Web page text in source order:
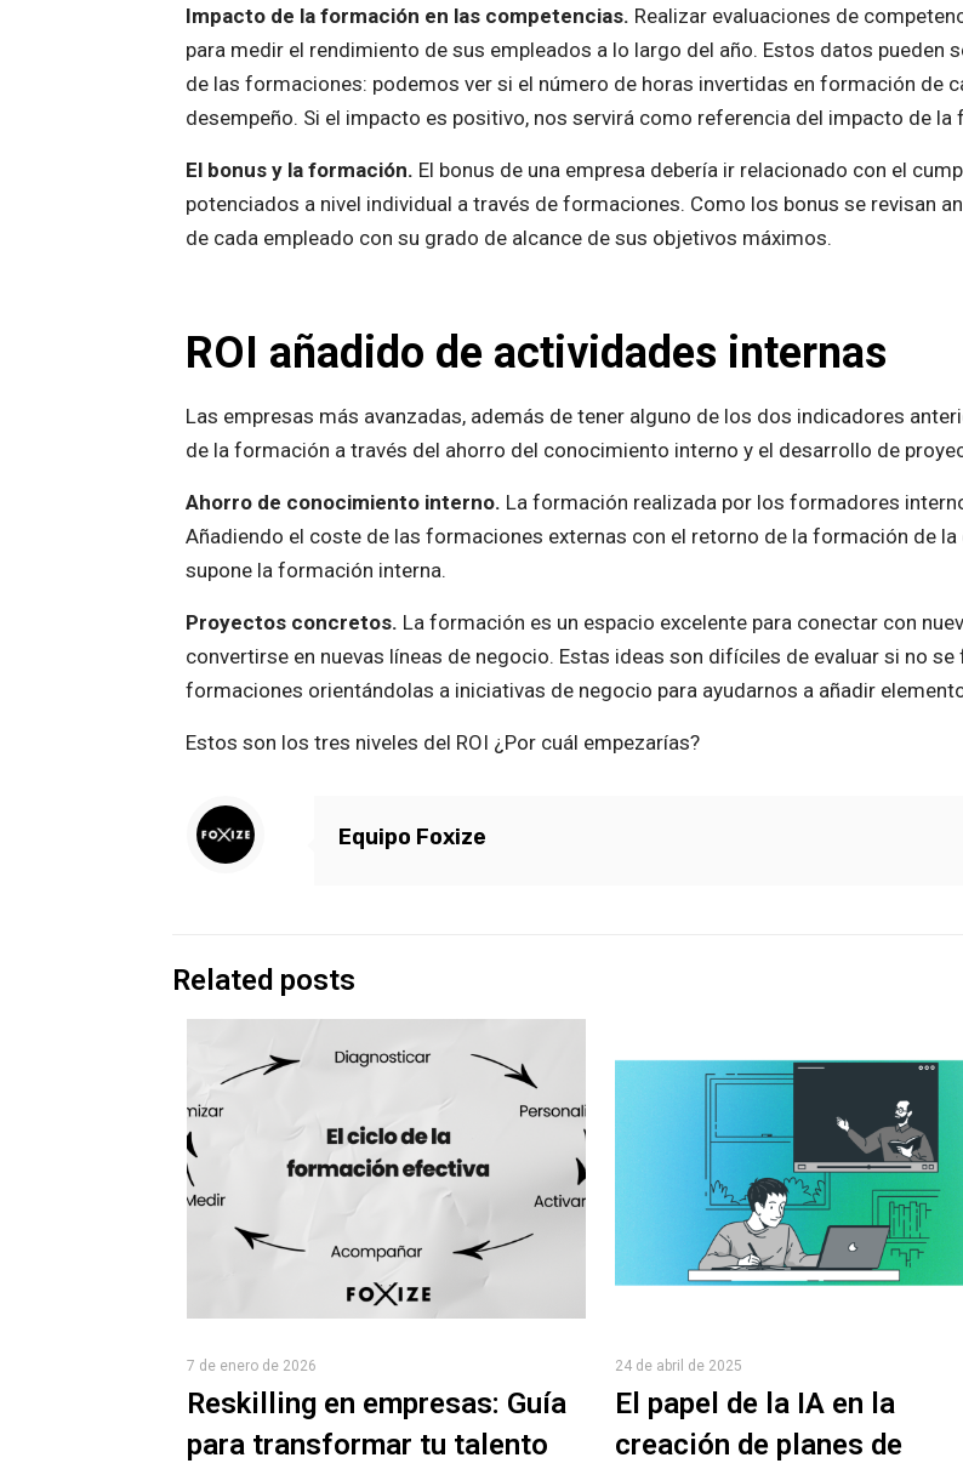
Impacto de la formación en las competencias. Realizar evaluaciones de
para medir el rendimiento de sus empleados a lo largo del año. Estos datos pueden
de las formaciones: podemos ver si el número de horas invertidas en formación de
desempeño. Si el impacto es positivo, nos servirá como referencia del impacto de la
El bonus y la formación. El bonus de una empresa debería ir relacionado con el
potenciados a nivel individual a través de formaciones. Como los bonus se revisan
de cada empleado con su grado de alcance de sus objetivos máximos.
ROI añadido de actividades internas
Las empresas más avanzadas, además de tener alguno de los dos indicadores
de la formación a través del ahorro del conocimiento interno y el desarrollo de
Ahorro de conocimiento interno. La formación realizada por los formadores
Añadiendo el coste de las formaciones externas con el retorno de la formación de
supone la formación interna.
Proyectos concretos. La formación es un espacio excelente para conectar con
convertirse en nuevas líneas de negocio. Estas ideas son difíciles de evaluar si no
formaciones orientándolas a iniciativas de negocio para ayudarnos a añadir
Estos son los tres niveles del ROI ¿Por cuál empezarías?
Equipo Foxize
Related posts
7 de enero de 2026
Reskilling en empresas: Guía
para transformar tu talento
24 de abril de 2025
El papel de la IA en la
creación de planes de